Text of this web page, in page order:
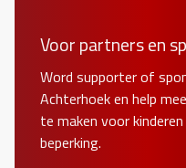
Voor partners en
Word supporter of
Achterhoek en help
te maken voor
beperking.